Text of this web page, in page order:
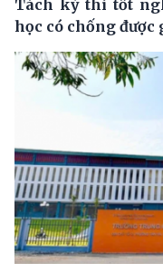
Tách kỳ thi tốt
học có chống được